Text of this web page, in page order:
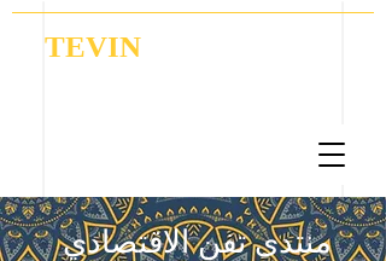
TEVIN
منتدى تفن الاقتصادي